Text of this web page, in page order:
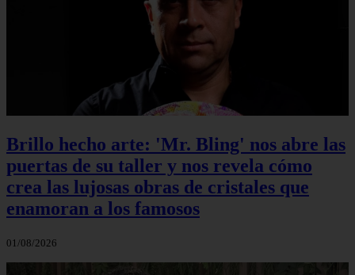
Brillo hecho arte: 'Mr. Bling' nos abre las
puertas de su taller y nos revela cómo
crea las lujosas obras de cristales que
enamoran a los famosos
01/08/2026